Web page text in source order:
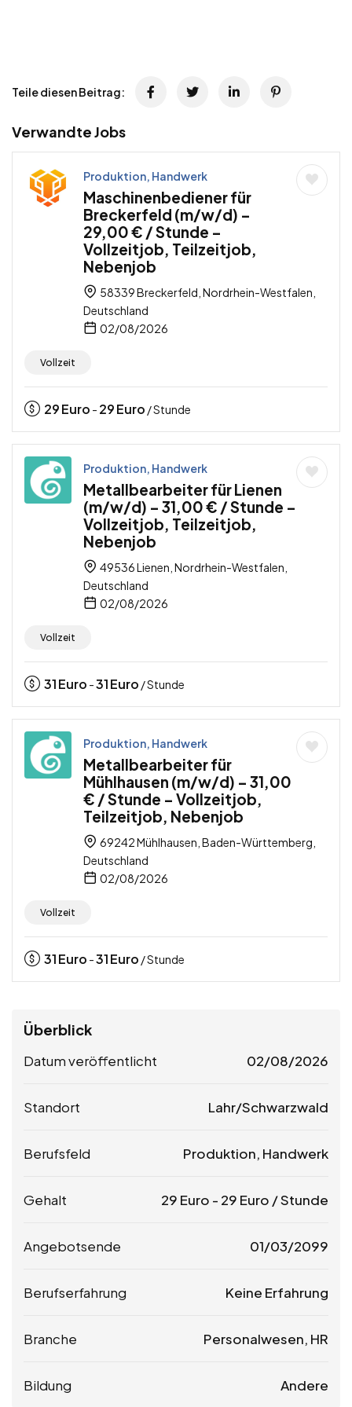
Teile diesen Beitrag:
Verwandte Jobs
Produktion, Handwerk
Maschinenbediener für
Breckerfeld (m/w/d) –
29,00 € / Stunde –
Vollzeitjob, Teilzeitjob,
Nebenjob
58339 Breckerfeld, Nordrhein-Westfalen,
Deutschland
02/08/2026
Vollzeit
29Euro - 29Euro / Stunde
Produktion, Handwerk
Metallbearbeiter für Lienen
(m/w/d) – 31,00 € / Stunde –
Vollzeitjob, Teilzeitjob,
Nebenjob
49536 Lienen, Nordrhein-Westfalen,
Deutschland
02/08/2026
Vollzeit
31Euro -31Euro / Stunde
Produktion, Handwerk
Metallbearbeiter für
Mühlhausen (m/w/d) – 31,00
€ / Stunde – Vollzeitjob,
Teilzeitjob, Nebenjob
69242 Mühlhausen, Baden-Württemberg,
Deutschland
02/08/2026
Vollzeit
31Euro -31Euro / Stunde
Überblick
Datum veröffentlicht 02/08/2026
Standort Lahr/Schwarzwald
Berufsfeld Produktion, Handwerk
Gehalt 29 Euro - 29 Euro / Stunde
Angebotsende 01/03/2099
Berufserfahrung Keine Erfahrung
Branche Personalwesen, HR
Bildung Andere